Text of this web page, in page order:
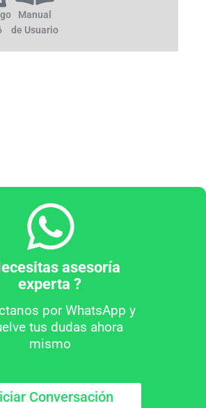
Manual
de Usuario
asesoría
experta ?
por WhatsApp y
tus dudas ahora
mismo
Conversación